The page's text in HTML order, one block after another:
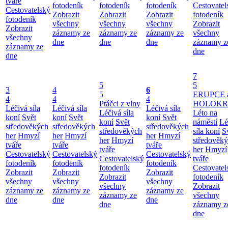
Cestovatelský
fotodeník
Zobrazit
všechny
záznamy ze
dne
fotodeník
Zobrazit
všechny
záznamy ze
dne
fotodeník
Zobrazit
všechny
záznamy ze
dne
fotodeník
Zobrazit
všechny
záznamy ze
dne
fotodeník
Zobrazit
všechny
záznamy
dne
3
4
Léčivá síla
koní Svět
středověkých
her Hmyzí
tváře
Cestovatelský
fotodeník
Zobrazit
všechny
záznamy ze
dne
4
4
Léčivá síla
koní Svět
středověkých
her Hmyzí
tváře
Cestovatelský
fotodeník
Zobrazit
všechny
záznamy ze
dne
5
5
Ptáčci z vlny
Léčivá síla
koní Svět
středověkých
her Hmyzí
tváře
Cestovatelský
fotodeník
Zobrazit
všechny
záznamy ze
dne
6
4
Léčivá síla
koní Svět
středověkých
her Hmyzí
tváře
Cestovatelský
fotodeník
Zobrazit
všechny
záznamy ze
dne
7
5
ERUPCE
Léto na
náměstí
síla koní
her Hmyzí
tváře
fotodeník
Zobrazit
všechny
záznamy
dne